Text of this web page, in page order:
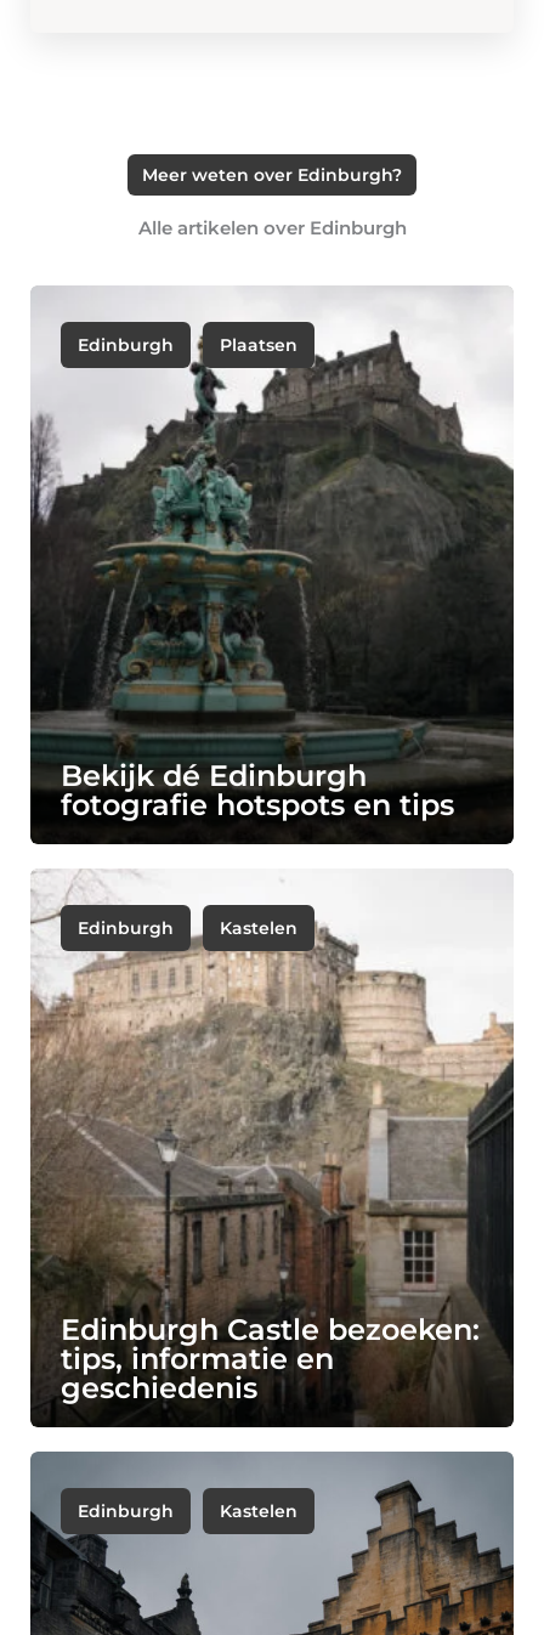
Meer weten over Edinburgh?
Alle artikelen over Edinburgh
Edinburgh Plaatsen
Bekijk dé Edinburgh
fotografie hotspots en tips
Edinburgh Kastelen
Edinburgh Castle bezoeken:
tips, informatie en
geschiedenis
Edinburgh Kastelen